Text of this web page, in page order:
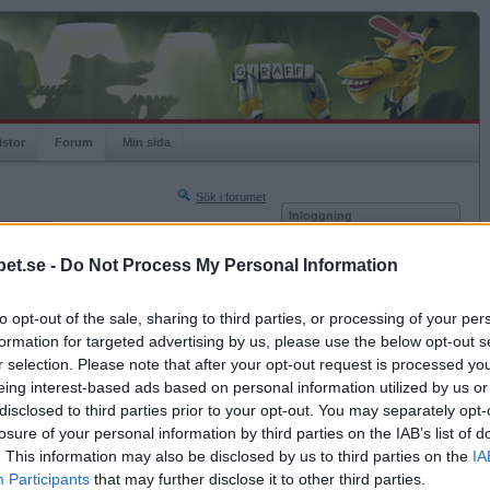
- Do Not Process My Personal Information
opt-out of the sale, sharing to third parties, or processing of your
for targeted advertising by us, please use the below opt-out
selection. Please note that after your opt-out request is processed
interest-based ads based on personal information utilized by us
to third parties prior to your opt-out. You may separately
of your personal information by third parties on the IAB’s list of
This information may also be disclosed by us to third parties on the
Participants that may further disclose it to other third parties.
Forum Min sida
Sök i forumet
Nästa sida »
2019-06-16 15:49
Inloggning
Kom ihåg mig
Glömt ditt lösenord?
Få ny aktiveringslänk
Betapet är gratis!